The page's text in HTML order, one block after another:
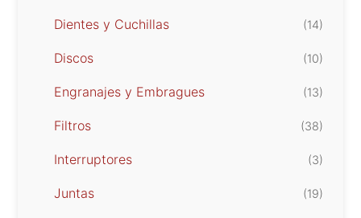
Dientes y Cuchillas (14)
Discos (10)
Engranajes y Embragues (13)
Filtros (38)
Interruptores (3)
Juntas (19)